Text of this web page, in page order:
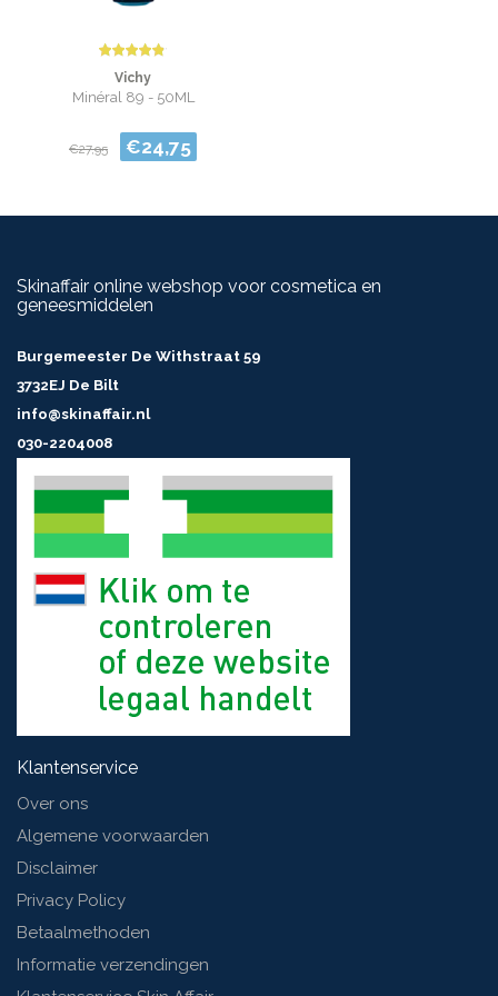
Vichy
Minéral 89 - 50ML
€27,95 €24,75
Skinaffair online webshop voor cosmetica en
geneesmiddelen
Burgemeester De Withstraat 59
3732EJ De Bilt
info@skinaffair.nl
030-2204008
Klantenservice
Over ons
Algemene voorwaarden
Disclaimer
Privacy Policy
Betaalmethoden
Informatie verzendingen